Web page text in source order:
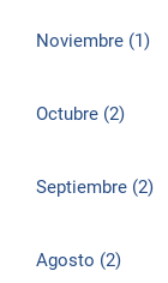
Noviembre (1)
Octubre (2)
Septiembre (2)
Agosto (2)